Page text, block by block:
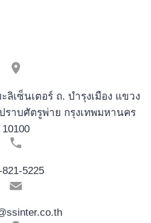
ลิเซ็นเตอร์ ถ. บำรุงเมือง แขวง
าบศัตรูพ่าย กรุงเทพมหานคร
10100
821-5225